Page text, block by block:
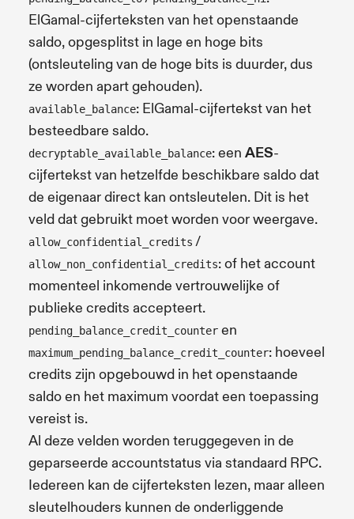
ElGamal-cijferteksten van het openstaande
saldo, opgesplitst in lage en hoge bits
(ontsleuteling van de hoge bits is duurder, dus
ze worden apart gehouden).
available_balance: ElGamal-cijfertekst van het
besteedbare saldo.
decryptable_available_balance: een AES-
cijfertekst van hetzelfde beschikbare saldo dat
de eigenaar direct kan ontsleutelen. Dit is het
veld dat gebruikt moet worden voor weergave.
allow_confidential_credits /
allow_non_confidential_credits: of het account
momenteel inkomende vertrouwelijke of
publieke credits accepteert.
pending_balance_credit_counter en
maximum_pending_balance_credit_counter: hoeveel
credits zijn opgebouwd in het openstaande
saldo en het maximum voordat een toepassing
vereist is.
Al deze velden worden teruggegeven in de
geparseerde accountstatus via standaard RPC.
Iedereen kan de cijferteksten lezen, maar alleen
sleutelhouders kunnen de onderliggende